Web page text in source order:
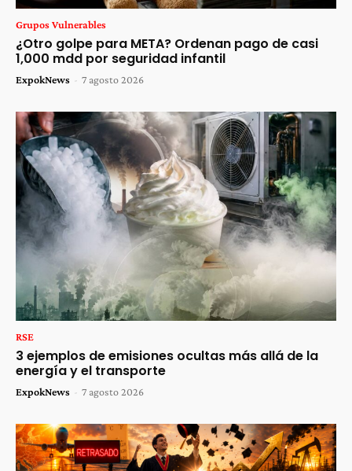
Grupos Vulnerables
¿Otro golpe para META? Ordenan pago de casi
1,000 mdd por seguridad infantil
ExpokNews - 7 agosto 2026
RSE
3 ejemplos de emisiones ocultas más allá de la
energía y el transporte
ExpokNews - 7 agosto 2026